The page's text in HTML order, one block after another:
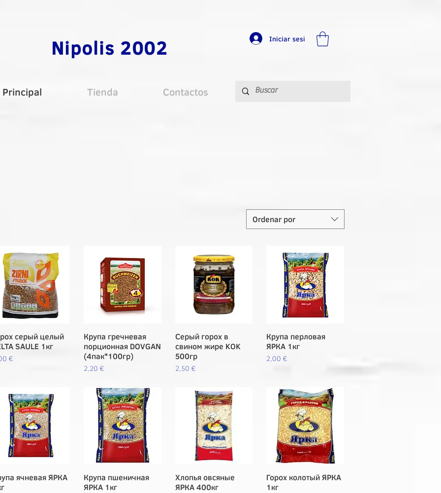
Nipolis 2002 Iniciar sesi
Principal Tienda Contactos
Ordenar por
Vista rápida
серый целый
SAULE 1кг
€
Vista rápida
Крупа гречневая
порционная DOVGAN
(4пак*100гр)
Precio
2,20 €
Vista rápida
Серый горох в
свином жире KOK
500гр
Precio
2,50 €
Vista rápida
Крупа перловая
ЯРКА 1кг
Precio
2,00 €
Vista rápida
ячневая ЯРКА
Vista rápida
Крупа пшеничная
ЯРКА 1кг
Vista rápida
Хлопья овсяные
ЯРКА 400кг
Vista rápida
Горох колотый ЯРКА
1кг